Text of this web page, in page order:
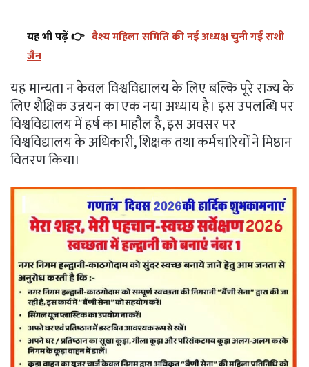
यह भी पढ़ें 👉 वैश्य महिला समिति की नई अध्यक्ष चुनी गईं राशी
जैन
यह मान्यता न केवल विश्वविद्यालय के लिए बल्कि पूरे राज्य के
लिए शैक्षिक उन्नयन का एक नया अध्याय है। इस उपलब्धि पर
विश्वविद्यालय में हर्ष का माहौल है, इस अवसर पर
विश्वविद्यालय के अधिकारी, शिक्षक तथा कर्मचारियों ने मिष्ठान
वितरण किया।